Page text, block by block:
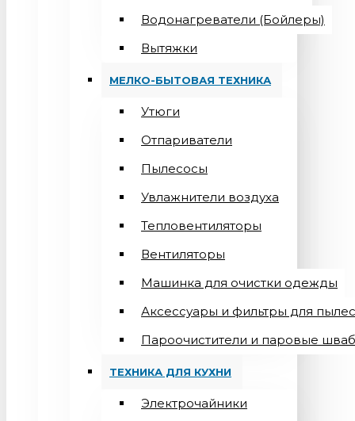
Водонагреватели (Бойлеры)
Вытяжки
МЕЛКО-БЫТОВАЯ ТЕХНИКА
Утюги
Отпариватели
Пылесосы
Увлажнители воздуха
Тепловентиляторы
Вентиляторы
Машинка для очистки одежды
Аксессуары и фильтры для
Пароочистители и паровые
ТЕХНИКА ДЛЯ КУХНИ
Электрочайники